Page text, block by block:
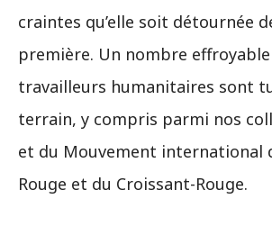
craintes qu’elle soit détournée
première. Un nombre
travailleurs humanitaires sont
terrain, y compris parmi nos
et du Mouvement international
Rouge et du Croissant-Rouge.